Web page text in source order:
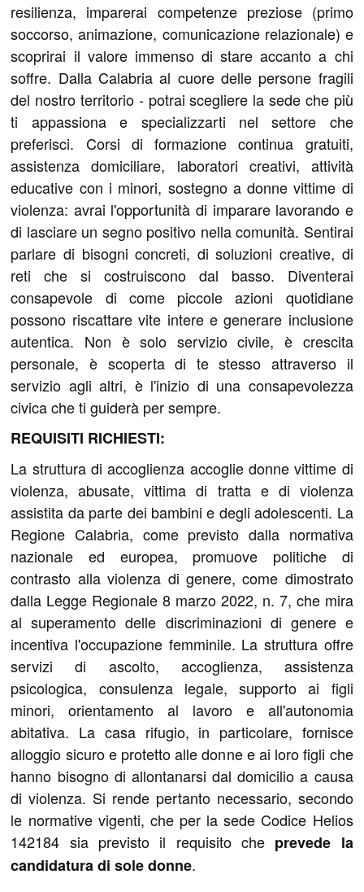
resilienza, imparerai competenze preziose (primo
soccorso, animazione, comunicazione relazionale) e
scoprirai il valore immenso di stare accanto a chi
soffre. Dalla Calabria al cuore delle persone fragili
del nostro territorio - potrai scegliere la sede che più
ti appassiona e specializzarti nel settore che
preferisci. Corsi di formazione continua gratuiti,
assistenza domiciliare, laboratori creativi, attività
educative con i minori, sostegno a donne vittime di
violenza: avrai l'opportunità di imparare lavorando e
di lasciare un segno positivo nella comunità. Sentirai
parlare di bisogni concreti, di soluzioni creative, di
reti che si costruiscono dal basso. Diventerai
consapevole di come piccole azioni quotidiane
possono riscattare vite intere e generare inclusione
autentica. Non è solo servizio civile, è crescita
personale, è scoperta di te stesso attraverso il
servizio agli altri, è l'inizio di una consapevolezza
civica che ti guiderà per sempre.
REQUISITI RICHIESTI:
La struttura di accoglienza accoglie donne vittime di
violenza, abusate, vittima di tratta e di violenza
assistita da parte dei bambini e degli adolescenti. La
Regione Calabria, come previsto dalla normativa
nazionale ed europea, promuove politiche di
contrasto alla violenza di genere, come dimostrato
dalla Legge Regionale 8 marzo 2022, n. 7, che mira
al superamento delle discriminazioni di genere e
incentiva l'occupazione femminile. La struttura offre
servizi di ascolto, accoglienza, assistenza
psicologica, consulenza legale, supporto ai figli
minori, orientamento al lavoro e all'autonomia
abitativa. La casa rifugio, in particolare, fornisce
alloggio sicuro e protetto alle donne e ai loro figli che
hanno bisogno di allontanarsi dal domicilio a causa
di violenza. Si rende pertanto necessario, secondo
le normative vigenti, che per la sede Codice Helios
142184 sia previsto il requisito che prevede la
candidatura di sole donne.